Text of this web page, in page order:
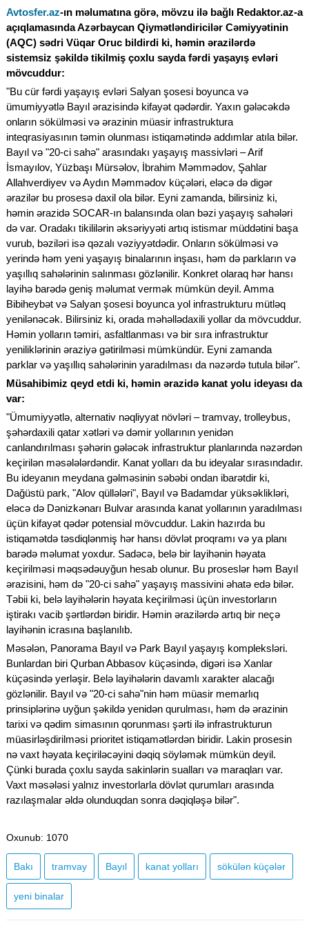
Avtosfer.az-ın məlumatına görə, mövzu ilə bağlı Redaktor.az-a
açıqlamasında Azərbaycan Qiymətləndiricilər Cəmiyyətinin
(AQC) sədri Vüqar Oruc bildirdi ki, həmin ərazilərdə
sistemsiz şəkildə tikilmiş çoxlu sayda fərdi yaşayış evləri
mövcuddur:
"Bu cür fərdi yaşayış evləri Salyan şosesi boyunca və
ümumiyyətlə Bayıl ərazisində kifayət qədərdir. Yaxın gələcəkdə
onların sökülməsi və ərazinin müasir infrastruktura
inteqrasiyasının təmin olunması istiqamətində addımlar atıla bilər.
Bayıl və "20-ci sahə" arasındakı yaşayış massivləri – Arif
İsmayılov, Yüzbaşı Mürsəlov, İbrahim Məmmədov, Şahlar
Allahverdiyev və Aydın Məmmədov küçələri, eləcə də digər
ərazilər bu prosesə daxil ola bilər. Eyni zamanda, bilirsiniz ki,
həmin ərazidə SOCAR-ın balansında olan bəzi yaşayış sahələri
də var. Oradakı tikililərin əksəriyyəti artıq istismar müddətini başa
vurub, bəziləri isə qəzalı vəziyyətdədir. Onların sökülməsi və
yerində həm yeni yaşayış binalarının inşası, həm də parkların və
yaşıllıq sahələrinin salınması gözlənilir. Konkret olaraq hər hansı
layihə barədə geniş məlumat vermək mümkün deyil. Amma
Bibiheybət və Salyan şosesi boyunca yol infrastrukturu mütləq
yenilənəcək. Bilirsiniz ki, orada məhəllədaxili yollar da mövcuddur.
Həmin yolların təmiri, asfaltlanması və bir sıra infrastruktur
yeniliklərinin əraziyə gətirilməsi mümkündür. Eyni zamanda
parklar və yaşıllıq sahələrinin yaradılması da nəzərdə tutula bilər".
Müsahibimiz qeyd etdi ki, həmin ərazidə kanat yolu ideyası da
var:
"Ümumiyyətlə, alternativ nəqliyyat növləri – tramvay, trolleybus,
şəhərdaxili qatar xətləri və dəmir yollarının yenidən
canlandırılması şəhərin gələcək infrastruktur planlarında nəzərdən
keçirilən məsələlərdəndir. Kanat yolları da bu ideyalar sırasındadır.
Bu ideyanın meydana gəlməsinin səbəbi ondan ibarətdir ki,
Dağüstü park, "Alov qüllələri", Bayıl və Badamdar yüksəklikləri,
eləcə də Dənizkənarı Bulvar arasında kanat yollarının yaradılması
üçün kifayət qədər potensial mövcuddur. Lakin hazırda bu
istiqamətdə təsdiqlənmiş hər hansı dövlət proqramı və ya planı
barədə məlumat yoxdur. Sadəcə, belə bir layihənin həyata
keçirilməsi məqsədəuyğun hesab olunur. Bu proseslər həm Bayıl
ərazisini, həm də "20-ci sahə" yaşayış massivini əhatə edə bilər.
Təbii ki, belə layihələrin həyata keçirilməsi üçün investorların
iştirakı vacib şərtlərdən biridir. Həmin ərazilərdə artıq bir neçə
layihənin icrasına başlanılıb.
Məsələn, Panorama Bayıl və Park Bayıl yaşayış kompleksləri.
Bunlardan biri Qurban Abbasov küçəsində, digəri isə Xanlar
küçəsində yerləşir. Belə layihələrin davamlı xarakter alacağı
gözlənilir. Bayıl və "20-ci sahə"nin həm müasir memarlıq
prinsiplərinə uyğun şəkildə yenidən qurulması, həm də ərazinin
tarixi və qədim simasının qorunması şərti ilə infrastrukturun
müasirləşdirilməsi prioritet istiqamətlərdən biridir. Lakin prosesin
nə vaxt həyata keçiriləcəyini dəqiq söyləmək mümkün deyil.
Çünki burada çoxlu sayda sakinlərin sualları və maraqları var.
Vaxt məsələsi yalnız investorlarla dövlət qurumları arasında
razılaşmalar əldə olunduqdan sonra dəqiqləşə bilər".
Oxunub: 1070
Bakı tramvay Bayıl kanat yolları sökülən küçələr
yeni binalar